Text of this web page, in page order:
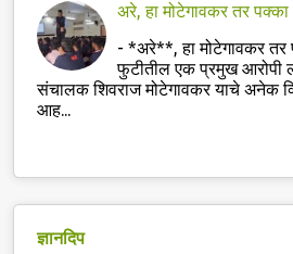
अरे, हा मोटेगावकर तर पक्का
- *अरे**, हा मोटेगावकर तर
फुटीतील एक प्रमुख आरोपी
संचालक शिवराज मोटेगावकर याचे अनेक
आह...
ज्ञानदिप